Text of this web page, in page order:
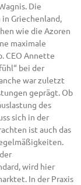
Die
Griechenland,
wie die Azoren
maximale
CEO Annette
bei der
war zuletzt
geprägt. Ob
des
sich in der
ist auch das
wird hier
In der Praxis